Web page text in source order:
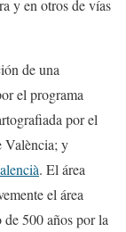
y en otros de vías
de una
el programa
por el
València; y
. El área
el área
500 años por la